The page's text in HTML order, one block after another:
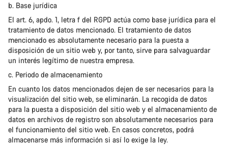
b. Base jurídica
El art. 6, apdo. 1, letra f del RGPD actúa como base jurídica para el
tratamiento de datos mencionado. El tratamiento de datos
mencionado es absolutamente necesario para la puesta a
disposición de un sitio web y, por tanto, sirve para salvaguardar
un interés legítimo de nuestra empresa.
c. Periodo de almacenamiento
En cuanto los datos mencionados dejen de ser necesarios para la
visualización del sitio web, se eliminarán. La recogida de datos
para la puesta a disposición del sitio web y el almacenamiento de
datos en archivos de registro son absolutamente necesarios para
el funcionamiento del sitio web. En casos concretos, podrá
almacenarse más información si así lo exige la ley.